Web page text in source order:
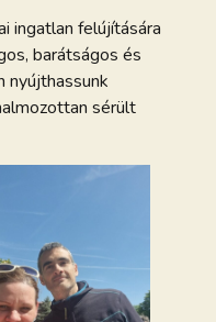
ingatlan felújítására
barátságos és
nyújthassunk
sérült